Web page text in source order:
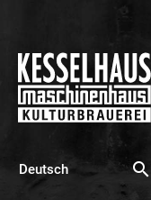
Deutsch search